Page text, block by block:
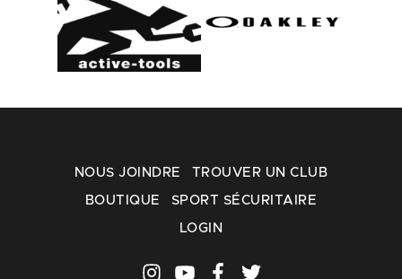
NOUS JOINDRE TROUVER UN CLUB
BOUTIQUE SPORT SÉCURITAIRE
LOGIN